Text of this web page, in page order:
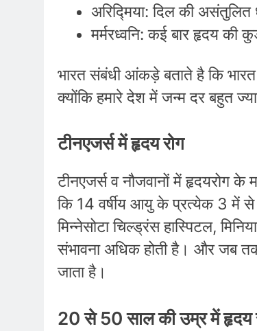
अरिद्मिया: दिल की
मर्मरध्वनि: कई बार हृदय की
भारत संबंधी आंकड़े बताते है कि भारत
क्योंकि हमारे देश में जन्म दर बहुत
टीनएजर्स में हृदय रोग
टीनएजर्स व नौजवानों में हृदयरोग
कि 14 वर्षीय आयु के प्रत्येक 3 में से
मिन्नेसोटा चिल्ड्रंस हास्पिटल,
संभावना अधिक होती है। और जब
जाता है।
20 से 50 साल की उम्र में हृदय